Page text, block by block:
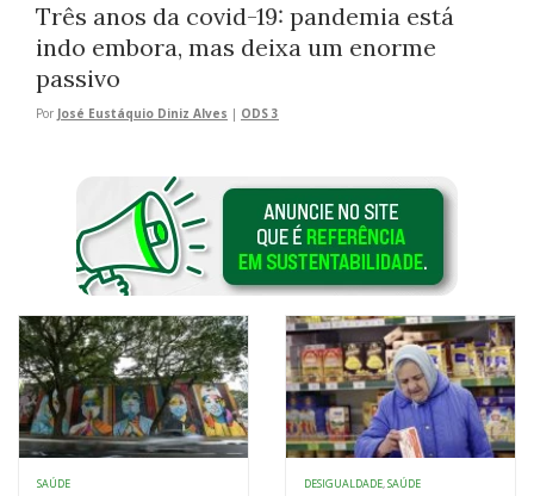
SAÚDE DESIGUALDADE,SAÚDE
Três anos da covid-19: pandemia está
indo embora, mas deixa um enorme
passivo
Por José Eustáquio Diniz Alves | ODS 3